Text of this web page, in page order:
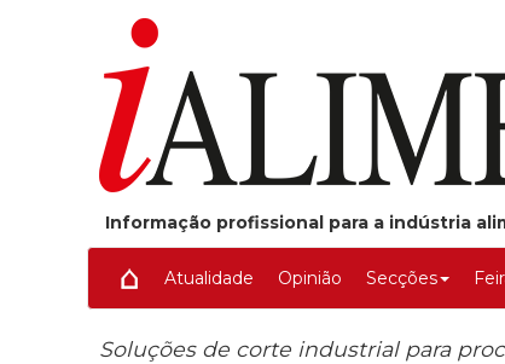
Informação profissional para a indústria
Atualidade Opinião Secções
Soluções de corte industrial para